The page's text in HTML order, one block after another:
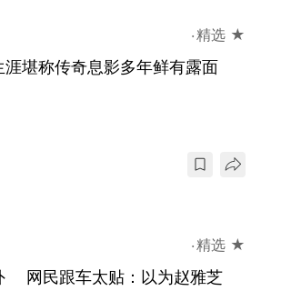
精选 ★
堪称传奇息影多年鲜有露面
精选 ★
网民跟车太贴：以为赵雅芝